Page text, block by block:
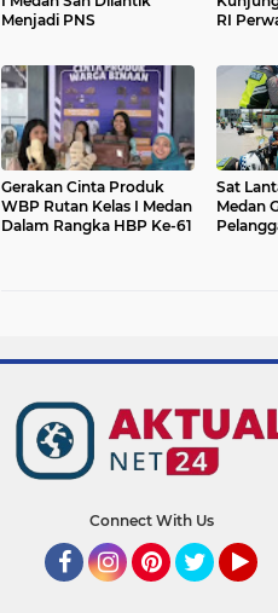
Menjadi PNS
RI
Gerakan Cinta Produk
WBP Rutan Kelas I Medan
Dalam Rangka HBP Ke-61
Sat
Medan
Connect With Us